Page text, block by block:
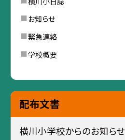
お知らせ
緊急連絡
学校概要
配布文書
横川小学校からのお知らせ